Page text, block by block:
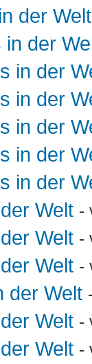
der Welt
in der
in der
in der
in der
in der
in der
Welt -
Welt -
Welt -
der Welt
Welt -
Welt -